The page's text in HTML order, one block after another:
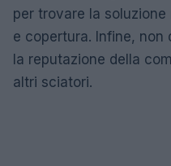
per trovare la
e copertura. Infine,
la reputazione della
altri sciatori.